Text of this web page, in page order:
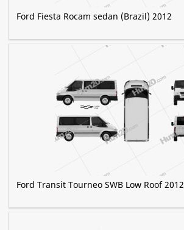
Ford Fiesta Rocam sedan (Brazil) 2012
Ford Transit Tourneo SWB Low Roof 2012